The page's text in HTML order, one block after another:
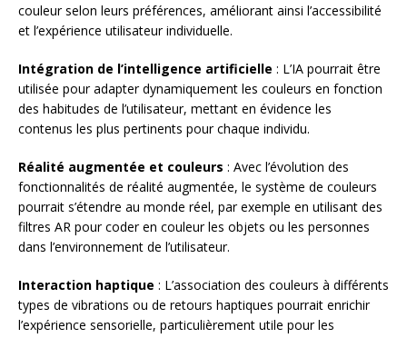
couleur selon leurs préférences, améliorant ainsi l’accessibilité
et l’expérience utilisateur individuelle.
Intégration de l’intelligence artificielle : L’IA pourrait être
utilisée pour adapter dynamiquement les couleurs en fonction
des habitudes de l’utilisateur, mettant en évidence les
contenus les plus pertinents pour chaque individu.
Réalité augmentée et couleurs : Avec l’évolution des
fonctionnalités de réalité augmentée, le système de couleurs
pourrait s’étendre au monde réel, par exemple en utilisant des
filtres AR pour coder en couleur les objets ou les personnes
dans l’environnement de l’utilisateur.
Interaction haptique : L’association des couleurs à différents
types de vibrations ou de retours haptiques pourrait enrichir
l’expérience sensorielle, particulièrement utile pour les